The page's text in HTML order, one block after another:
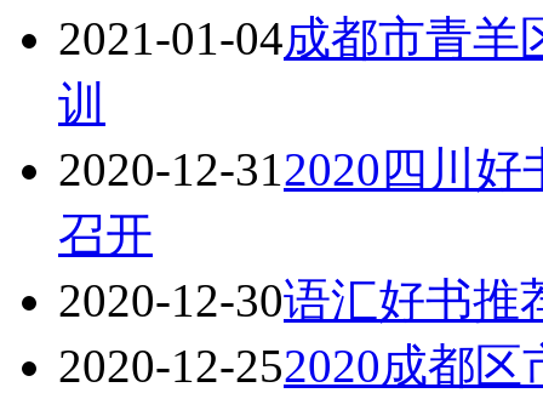
2021-01-04成都市青羊
训
2020-12-312020四川好
召开
2020-12-30语汇好书推
2020-12-252020成都